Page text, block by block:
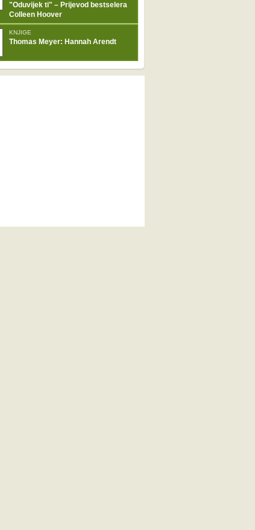
"Oduvijek ti" – Prijevod bestselera
Colleen Hoover
KNJIGE
Thomas Meyer: Hannah Arendt